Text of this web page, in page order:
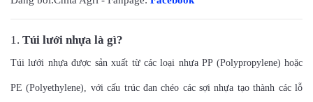
Túi lưới nhựa là gì?
Túi lưới nhựa được sản xuất từ các loại nhựa PP (Polypropylene) hoặc
PE (Polyethylene), với cấu trúc đan chéo các sợi nhựa tạo thành các lỗ